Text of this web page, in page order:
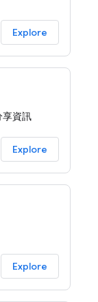
Explore
享資訊
Explore
Explore